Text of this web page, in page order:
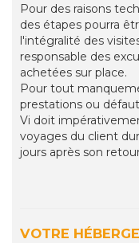
Pour des raisons
des étapes pourra
l'intégralité des
responsable des
achetées sur place.
Pour tout
prestations ou
Vi doit
voyages du client
jours après son
VOTRE